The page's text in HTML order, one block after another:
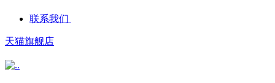
联系我们
天猫旗舰店